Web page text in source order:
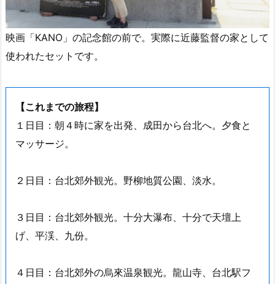
映画「KANO」の記念館の前で。実際に近藤監督の家として
使われたセットです。
【これまでの旅程】
１日目：朝４時に家を出発、成田から台北へ。夕食と
マッサージ。
２日目：台北郊外観光。野柳地質公園、淡水。
３日目：台北郊外観光。十分大瀑布、十分で天壇上
げ、平渓、九份。
４日目：台北郊外の烏來温泉観光。龍山寺、台北駅フ